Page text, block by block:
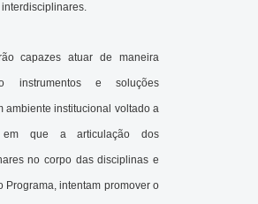
capazes atuar de maneira
instrumentos e soluções
ambiente institucional voltado a
em que a articulação dos
no corpo das disciplinas e
Programa, intentam promover o